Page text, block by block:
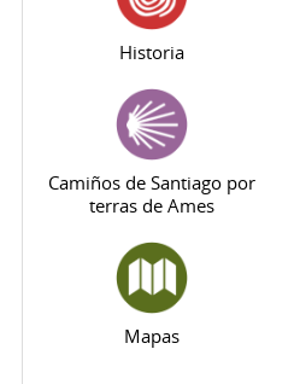
Historia
Camiños de Santiago por
terras de Ames
Mapas